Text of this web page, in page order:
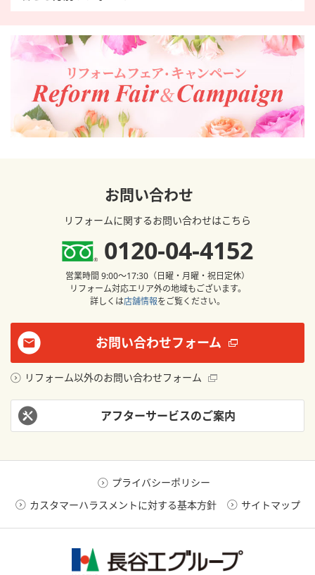
お問い合わせ
リフォームに関するお問い合わせはこちら
0120-04-4152
営業時間 9:00〜17:30（日曜・月曜・祝日定休）
リフォーム対応エリア外の地域もございます。
詳しくは店舗情報をご覧ください。
お問い合わせフォーム
リフォーム以外のお問い合わせフォーム
アフターサービスのご案内
プライバシーポリシー
カスタマーハラスメントに対する基本方針
サイトマップ